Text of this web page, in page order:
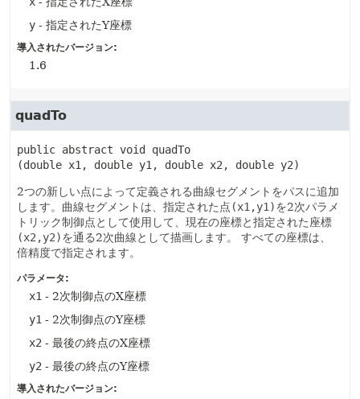
y - 指定されたY座標
導入されたバージョン:
1.6
quadTo
public abstract void
quadTo
(double x1, double y1, double x2, double y2)
2つの新しい点によって定義される曲線セグメントをパスに追加
します。曲線セグメントは、指定された点 (x1,y1)を2次パラメ
トリック制御点として使用して、現在の座標と指定された座標
(x2,y2)を通る2次曲線として描画します。
すべての座標は、
倍精度で指定されます。
パラメータ:
x1 - 2次制御点のX座標
y1 - 2次制御点のY座標
x2 - 最後の終点のX座標
y2 - 最後の終点のY座標
導入されたバージョン: